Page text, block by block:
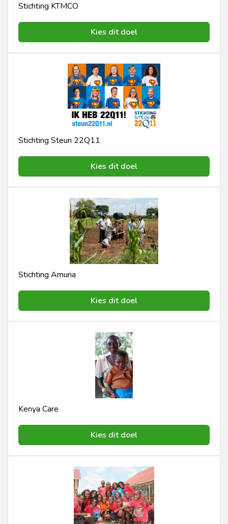
Stichting KTMCO
Kies dit doel
Stichting Steun 22Q11
Kies dit doel
Stichting Amuria
Kies dit doel
Kenya Care
Kies dit doel